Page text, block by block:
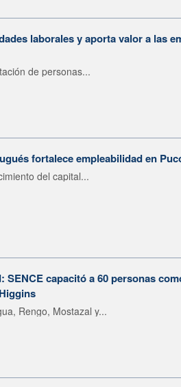
laborales y aporta valor a las
de personas...
fortalece empleabilidad en
del capital...
capacitó a 60 personas
Rengo, Mostazal y...